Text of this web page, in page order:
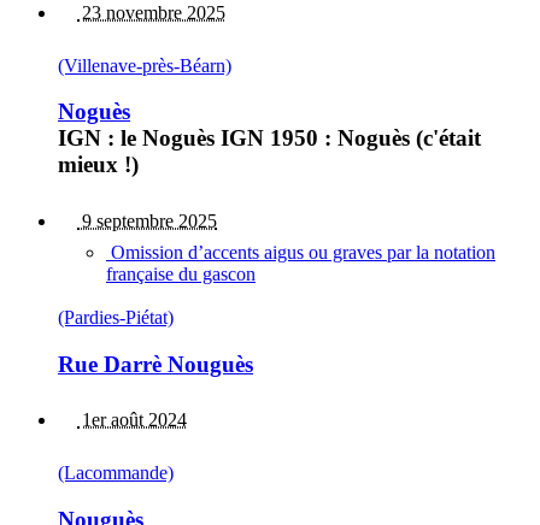
23 novembre 2025
(Villenave-près-Béarn)
Noguès
IGN : le Noguès IGN 1950 : Noguès (c'était
mieux !)
9 septembre 2025
Omission d’accents aigus ou graves par la notation
française du gascon
(Pardies-Piétat)
Rue Darrè Nouguès
1er août 2024
(Lacommande)
Nouguès